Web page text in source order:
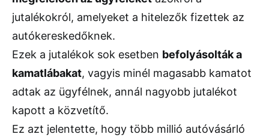
jutalékokról, amelyeket a hitelezők fizettek az
autókereskedőknek.
Ezek a jutalékok sok esetben befolyásolták a
kamatlábakat, vagyis minél magasabb kamatot
adtak az ügyfélnek, annál nagyobb jutalékot
kapott a közvetítő.
Ez azt jelentette, hogy több millió autóvásárló